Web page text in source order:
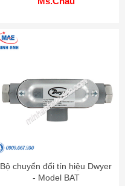
Bộ chuyển đổi tín hiệu Dwyer
- Model BAT